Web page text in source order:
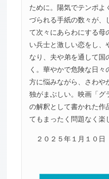
ために。陽気でテンポよ
づられる手紙の数々が、
て次々にあらわにする母
い兵士と激しい恋をし、
なり、夫や弟を通して国
く。華やかで危険な日々
方に悩みながら、さわや
独がまぶしい。映画「グ
の解釈として書かれた作
てもまったく問題なく楽
２０２５年１月１０日